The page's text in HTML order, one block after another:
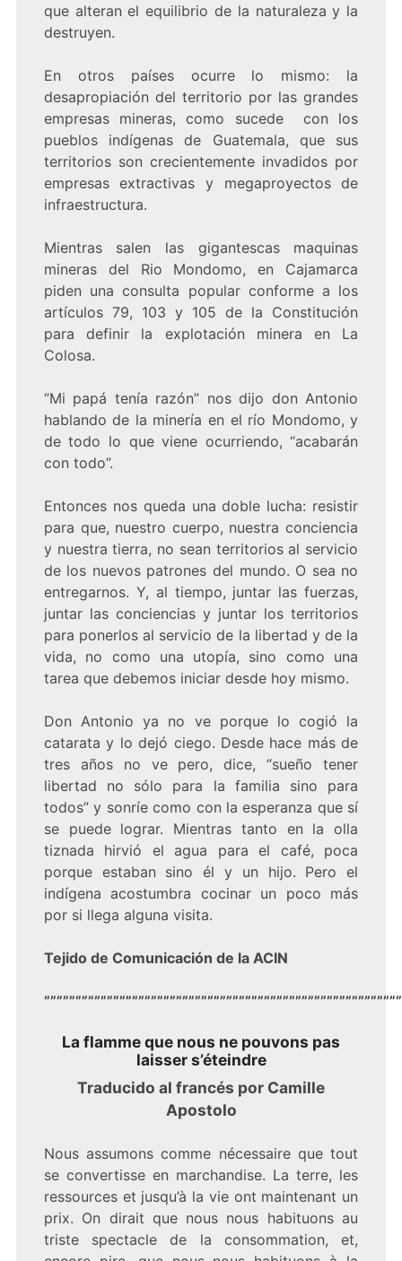
que alteran el equilibrio de la naturaleza y la
destruyen.
En otros países ocurre lo mismo: la
desapropiación del territorio por las grandes
empresas mineras, como sucede con los
pueblos indígenas de Guatemala, que sus
territorios son crecientemente invadidos por
empresas extractivas y megaproyectos de
infraestructura.
Mientras salen las gigantescas maquinas
mineras del Rio Mondomo, en Cajamarca
piden una consulta popular conforme a los
artículos 79, 103 y 105 de la Constitución
para definir la explotación minera en La
Colosa.
“Mi papá tenía razón” nos dijo don Antonio
hablando de la minería en el río Mondomo, y
de todo lo que viene ocurriendo, “acabarán
con todo”.
Entonces nos queda una doble lucha: resistir
para que, nuestro cuerpo, nuestra conciencia
y nuestra tierra, no sean territorios al servicio
de los nuevos patrones del mundo. O sea no
entregarnos. Y, al tiempo, juntar las fuerzas,
juntar las conciencias y juntar los territorios
para ponerlos al servicio de la libertad y de la
vida, no como una utopía, sino como una
tarea que debemos iniciar desde hoy mismo.
Don Antonio ya no ve porque lo cogió la
catarata y lo dejó ciego. Desde hace más de
tres años no ve pero, dice, “sueño tener
libertad no sólo para la familia sino para
todos” y sonríe como con la esperanza que sí
se puede lograr. Mientras tanto en la olla
tiznada hirvió el agua para el café, poca
porque estaban sino él y un hijo. Pero el
indígena acostumbra cocinar un poco más
por si llega alguna visita.
Tejido de Comunicación de la ACIN
La flamme que nous ne pouvons pas
laisser s’éteindre
Traducido al francés por Camille
Apostolo
Nous assumons comme nécessaire que tout
se convertisse en marchandise. La terre, les
ressources et jusqu’à la vie ont maintenant un
prix. On dirait que nous nous habituons au
triste spectacle de la consommation, et,